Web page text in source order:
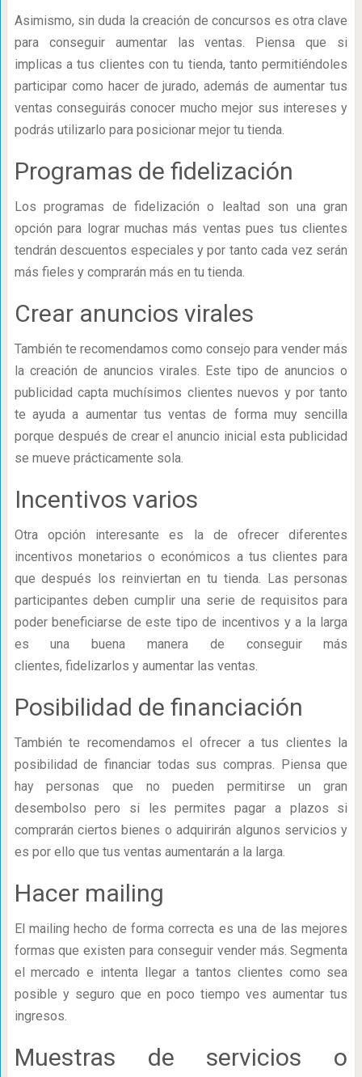
Asimismo, sin duda la creación de concursos es otra clave
para conseguir aumentar las ventas. Piensa que si
implicas a tus clientes con tu tienda, tanto permitiéndoles
participar como hacer de jurado, además de aumentar tus
ventas conseguirás conocer mucho mejor sus intereses y
podrás utilizarlo para posicionar mejor tu tienda.
Programas de fidelización
Los programas de fidelización o lealtad son una gran
opción para lograr muchas más ventas pues tus clientes
tendrán descuentos especiales y por tanto cada vez serán
más fieles y comprarán más en tu tienda.
Crear anuncios virales
También te recomendamos como consejo para vender más
la creación de anuncios virales. Este tipo de anuncios o
publicidad capta muchísimos clientes nuevos y por tanto
te ayuda a aumentar tus ventas de forma muy sencilla
porque después de crear el anuncio inicial esta publicidad
se mueve prácticamente sola.
Incentivos varios
Otra opción interesante es la de ofrecer diferentes
incentivos monetarios o económicos a tus clientes para
que después los reinviertan en tu tienda. Las personas
participantes deben cumplir una serie de requisitos para
poder beneficiarse de este tipo de incentivos y a la larga
es una buena manera de conseguir más
clientes, fidelizarlos y aumentar las ventas.
Posibilidad de financiación
También te recomendamos el ofrecer a tus clientes la
posibilidad de financiar todas sus compras. Piensa que
hay personas que no pueden permitirse un gran
desembolso pero si les permites pagar a plazos si
comprarán ciertos bienes o adquirirán algunos servicios y
es por ello que tus ventas aumentarán a la larga.
Hacer mailing
El mailing hecho de forma correcta es una de las mejores
formas que existen para conseguir vender más. Segmenta
el mercado e intenta llegar a tantos clientes como sea
posible y seguro que en poco tiempo ves aumentar tus
ingresos.
Muestras de servicios o